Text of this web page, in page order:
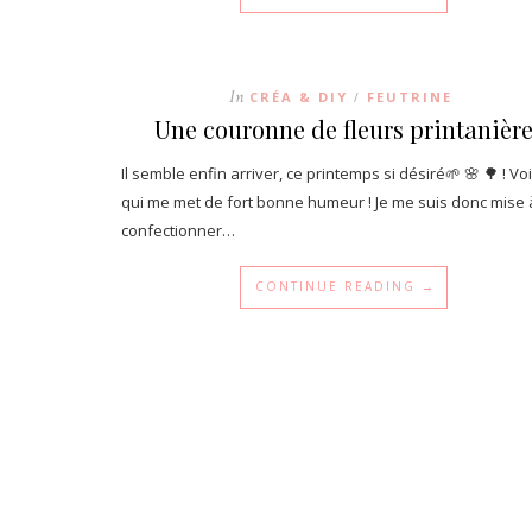
In CRÉA & DIY / FEUTRINE
Une couronne de fleurs printanière
Il semble enfin arriver, ce printemps si désiré🌱 🌸 🌳 !
qui me met de fort bonne humeur ! Je me suis donc mise
confectionner…
CONTINUE READING →